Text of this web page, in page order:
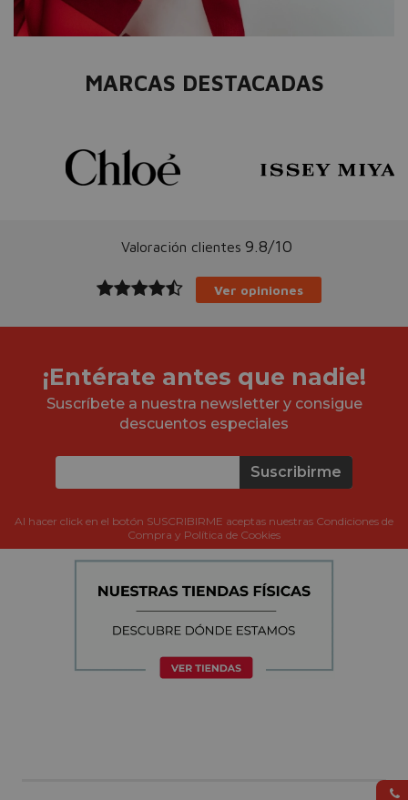
MARCAS DESTACADAS
Valoración clientes 9.8/10
Ver opiniones
¡Entérate antes que nadie!
Suscríbete a nuestra newsletter y consigue
descuentos especiales
Suscribirme
Al hacer click en el botón SUSCRIBIRME aceptas nuestras Condiciones de
Compra y Política de Cookies